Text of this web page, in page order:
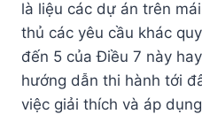
là liệu các dự án trên
thủ các yêu cầu khác
đến 5 của Điều 7 này
hướng dẫn thi hành tới
việc giải thích và áp